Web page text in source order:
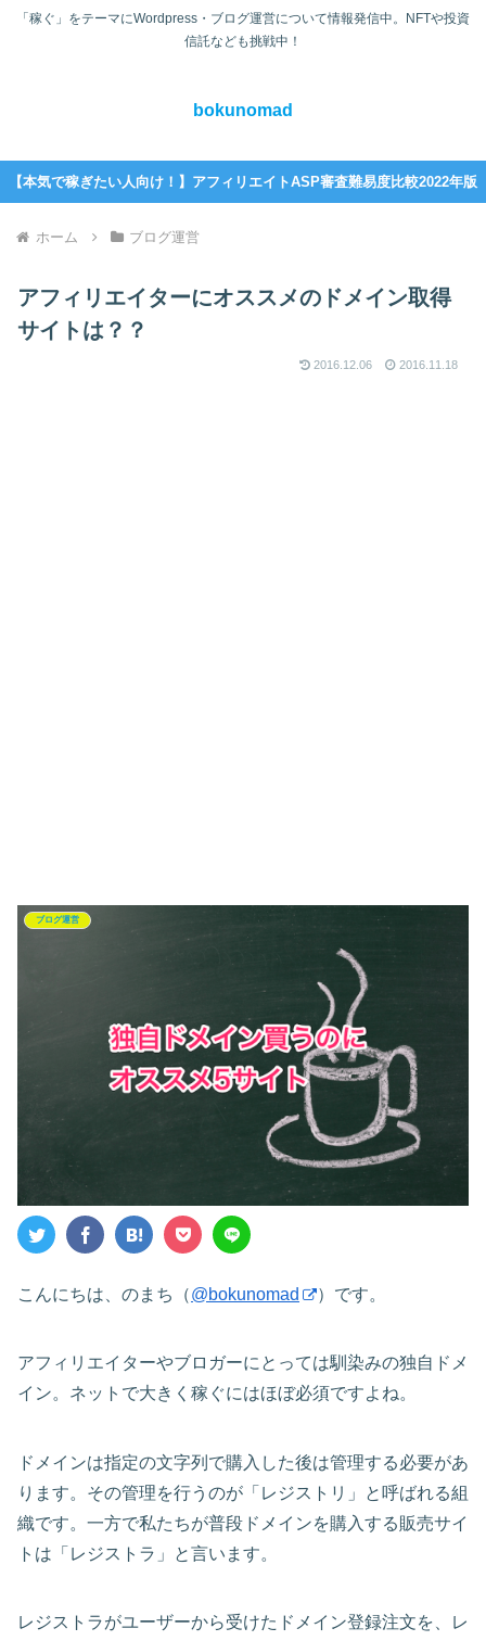
「稼ぐ」をテーマにWordpress・ブログ運営について情報発信中。NFTや投資
信託なども挑戦中！
bokunomad
【本気で稼ぎたい人向け！】アフィリエイトASP審査難易度比較2022年版
ホーム ブログ運営
アフィリエイターにオススメのドメイン取得
サイトは？？
2016.12.06 2016.11.18
ブログ運営
こんにちは、のまち（@bokunomad ）です。
アフィリエイターやブロガーにとっては馴染みの独自ドメ
イン。ネットで大きく稼ぐにはほぼ必須ですよね。
ドメインは指定の文字列で購入した後は管理する必要があ
ります。その管理を行うのが「レジストリ」と呼ばれる組
織です。一方で私たちが普段ドメインを購入する販売サイ
トは「レジストラ」と言います。
レジストラがユーザーから受けたドメイン登録注文を、レ